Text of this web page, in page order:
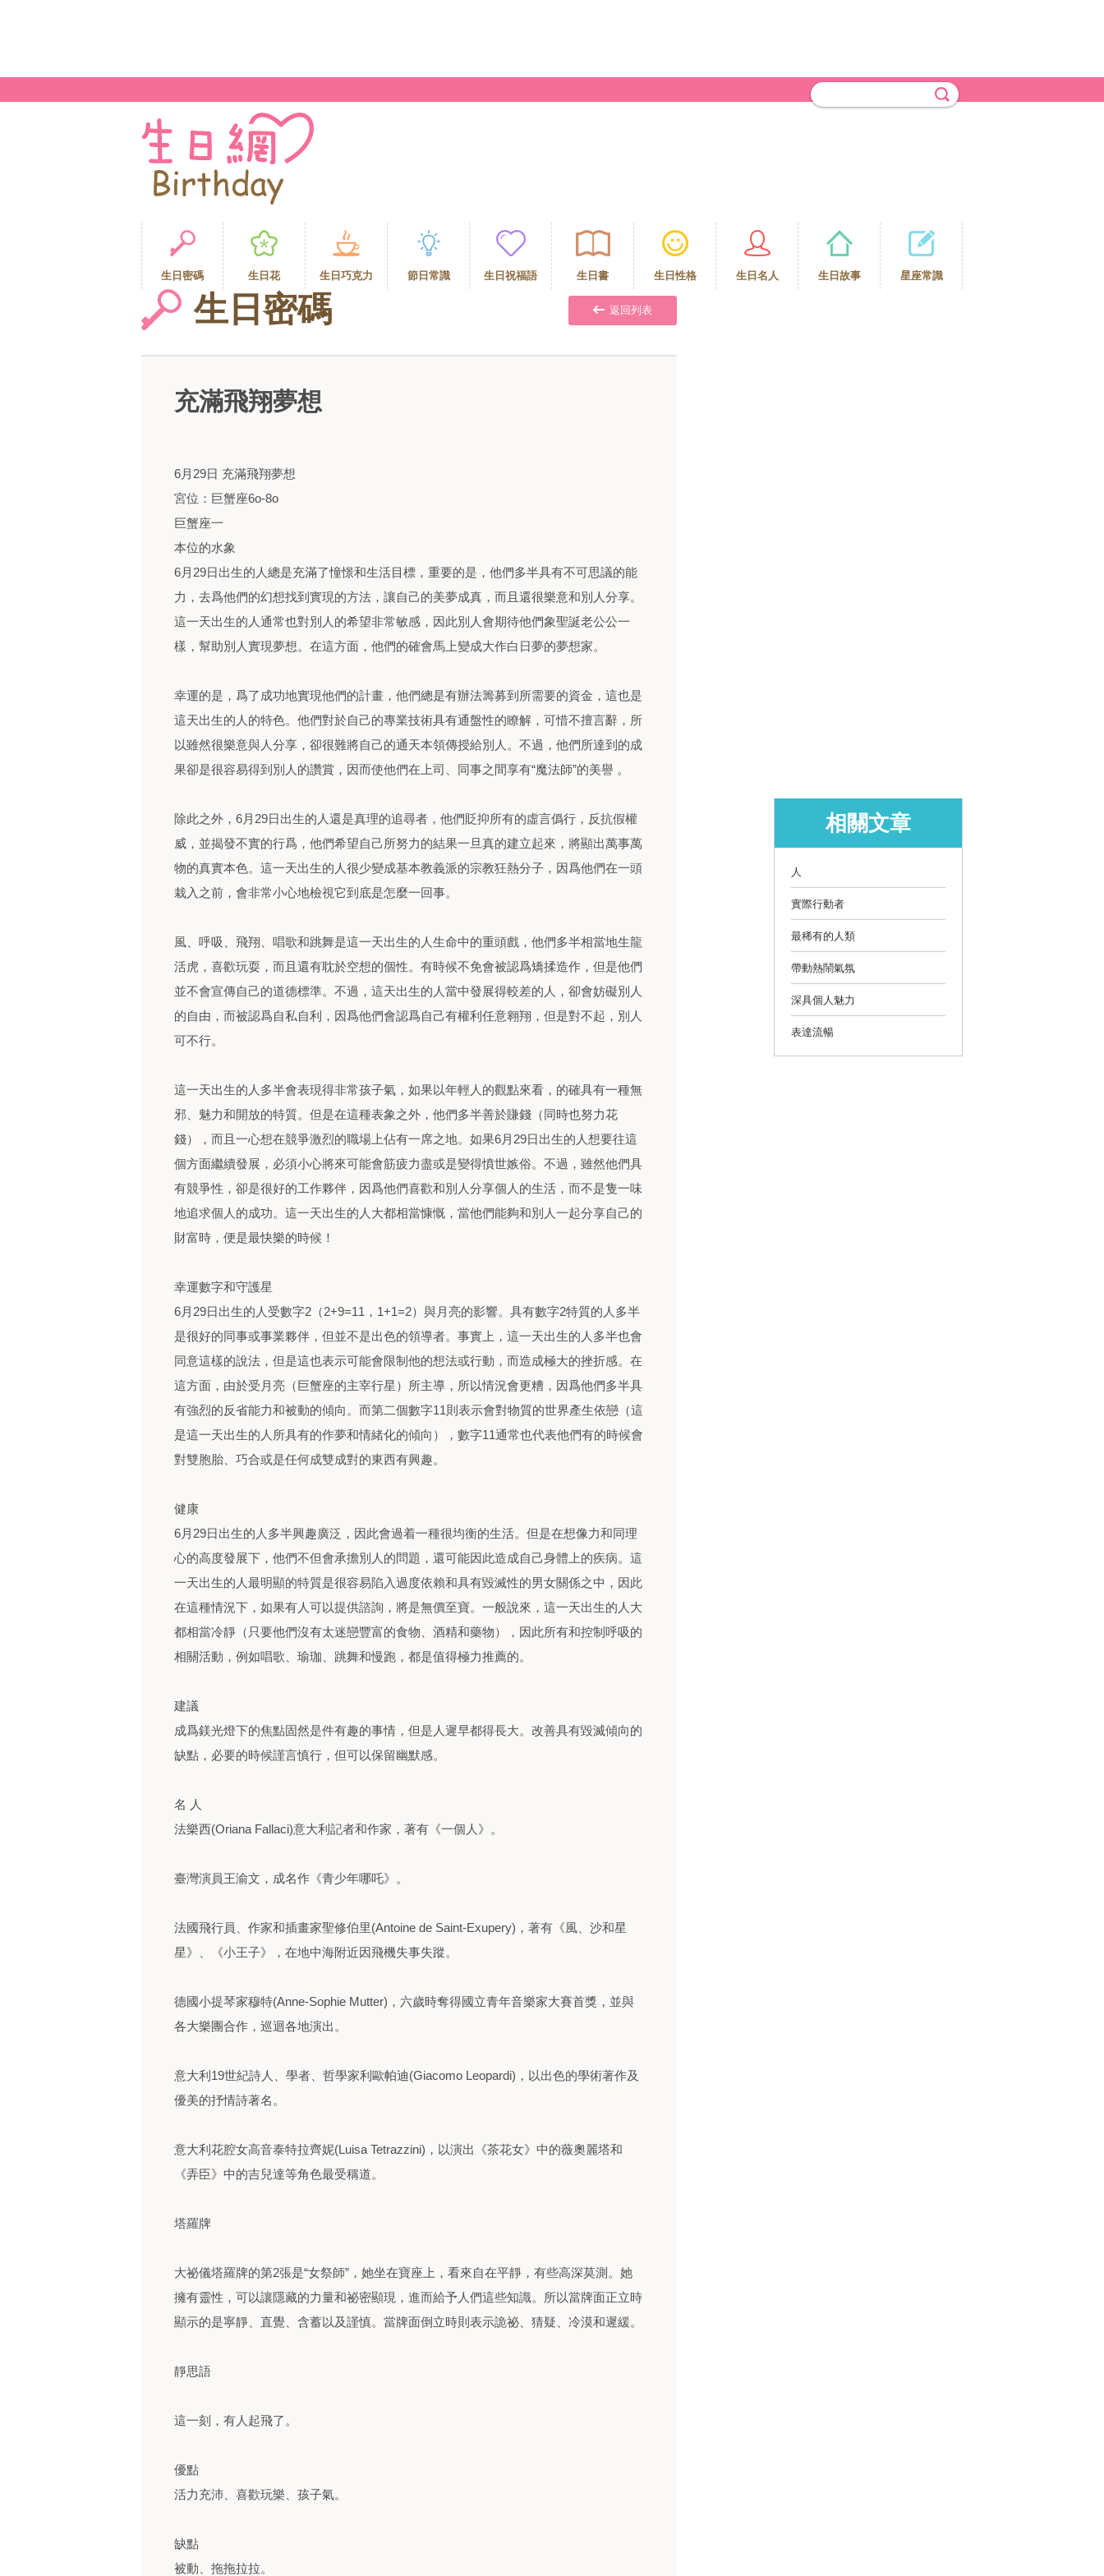
生日密碼 生日花 生日巧克力 節日常識 生日祝福語 生日書 生日性格 生日名人 生日故事 星座常識
生日密碼 返回列表
充滿飛翔夢想
6月29日 充滿飛翔夢想
宮位：巨蟹座6o-8o
巨蟹座一
本位的水象
6月29日出生的人總是充滿了憧憬和生活目標，重要的是，他們多半具有不可思議的能
力，去爲他們的幻想找到實現的方法，讓自己的美夢成真，而且還很樂意和別人分享。
這一天出生的人通常也對別人的希望非常敏感，因此別人會期待他們象聖誕老公公一
樣，幫助別人實現夢想。在這方面，他們的確會馬上變成大作白日夢的夢想家。
幸運的是，爲了成功地實現他們的計畫，他們總是有辦法籌募到所需要的資金，這也是
這天出生的人的特色。他們對於自己的專業技術具有通盤性的瞭解，可惜不擅言辭，所
以雖然很樂意與人分享，卻很難將自己的通天本領傳授給別人。不過，他們所達到的成
果卻是很容易得到別人的讚賞，因而使他們在上司、同事之間享有“魔法師”的美譽 。
除此之外，6月29日出生的人還是真理的追尋者，他們貶抑所有的虛言僞行，反抗假權
威，並揭發不實的行爲，他們希望自己所努力的結果一旦真的建立起來，將顯出萬事萬
物的真實本色。這一天出生的人很少變成基本教義派的宗教狂熱分子，因爲他們在一頭
栽入之前，會非常小心地檢視它到底是怎麼一回事。
風、呼吸、飛翔、唱歌和跳舞是這一天出生的人生命中的重頭戲，他們多半相當地生龍
活虎，喜歡玩耍，而且還有耽於空想的個性。有時候不免會被認爲矯揉造作，但是他們
並不會宣傳自己的道德標準。不過，這天出生的人當中發展得較差的人，卻會妨礙別人
的自由，而被認爲自私自利，因爲他們會認爲自己有權利任意翱翔，但是對不起，別人
可不行。
這一天出生的人多半會表現得非常孩子氣，如果以年輕人的觀點來看，的確具有一種無
邪、魅力和開放的特質。但是在這種表象之外，他們多半善於賺錢（同時也努力花
錢），而且一心想在競爭激烈的職場上佔有一席之地。如果6月29日出生的人想要往這
個方面繼續發展，必須小心將來可能會筋疲力盡或是變得憤世嫉俗。不過，雖然他們具
有競爭性，卻是很好的工作夥伴，因爲他們喜歡和別人分享個人的生活，而不是隻一味
地追求個人的成功。這一天出生的人大都相當慷慨，當他們能夠和別人一起分享自己的
財富時，便是最快樂的時候！
幸運數字和守護星
6月29日出生的人受數字2（2+9=11，1+1=2）與月亮的影響。具有數字2特質的人多半
是很好的同事或事業夥伴，但並不是出色的領導者。事實上，這一天出生的人多半也會
同意這樣的說法，但是這也表示可能會限制他的想法或行動，而造成極大的挫折感。在
這方面，由於受月亮（巨蟹座的主宰行星）所主導，所以情況會更糟，因爲他們多半具
有強烈的反省能力和被動的傾向。而第二個數字11則表示會對物質的世界產生依戀（這
是這一天出生的人所具有的作夢和情緒化的傾向），數字11通常也代表他們有的時候會
對雙胞胎、巧合或是任何成雙成對的東西有興趣。
健康
6月29日出生的人多半興趣廣泛，因此會過着一種很均衡的生活。但是在想像力和同理
心的高度發展下，他們不但會承擔別人的問題，還可能因此造成自己身體上的疾病。這
一天出生的人最明顯的特質是很容易陷入過度依賴和具有毀滅性的男女關係之中，因此
在這種情況下，如果有人可以提供諮詢，將是無價至寶。一般說來，這一天出生的人大
都相當冷靜（只要他們沒有太迷戀豐富的食物、酒精和藥物），因此所有和控制呼吸的
相關活動，例如唱歌、瑜珈、跳舞和慢跑，都是值得極力推薦的。
建議
成爲鎂光燈下的焦點固然是件有趣的事情，但是人遲早都得長大。改善具有毀滅傾向的
缺點，必要的時候謹言慎行，但可以保留幽默感。
名 人
法樂西(Oriana Fallaci)意大利記者和作家，著有《一個人》。
臺灣演員王渝文，成名作《青少年哪吒》。
法國飛行員、作家和插畫家聖修伯里(Antoine de Saint-Exupery)，著有《風、沙和星
星》、《小王子》，在地中海附近因飛機失事失蹤。
德國小提琴家穆特(Anne-Sophie Mutter)，六歲時奪得國立青年音樂家大賽首獎，並與
各大樂團合作，巡迴各地演出。
意大利19世紀詩人、學者、哲學家利歐帕迪(Giacomo Leopardi)，以出色的學術著作及
優美的抒情詩著名。
意大利花腔女高音泰特拉齊妮(Luisa Tetrazzini)，以演出《茶花女》中的薇奧麗塔和
《弄臣》中的吉兒達等角色最受稱道。
塔羅牌
大祕儀塔羅牌的第2張是“女祭師”，她坐在寶座上，看來自在平靜，有些高深莫測。她
擁有靈性，可以讓隱藏的力量和祕密顯現，進而給予人們這些知識。所以當牌面正立時
顯示的是寧靜、直覺、含蓄以及謹慎。當牌面倒立時則表示詭祕、猜疑、冷漠和遲緩。
靜思語
這一刻，有人起飛了。
優點
活力充沛、喜歡玩樂、孩子氣。
缺點
被動、拖拖拉拉。
相關文章
人
實際行動者
最稀有的人類
帶動熱鬧氣氛
深具個人魅力
表達流暢